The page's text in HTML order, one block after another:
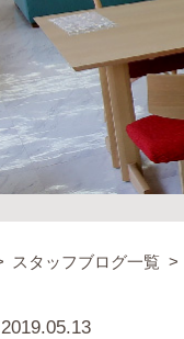
スタッフブログ一覧
2019.05.13